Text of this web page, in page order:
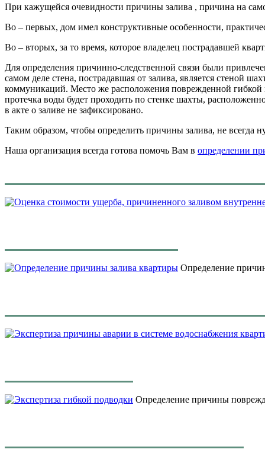
При кажущейся очевидности причины залива , причина на
Во – первых, дом имел конструктивные особенности,
Во – вторых, за то время, которое владелец пострадавшей
Для определения причинно-следственной связи были
самом деле стена, пострадавшая от залива, является
коммуникаций. Место же расположения поврежденной гибкой
протечка воды будет проходить по стенке шахты,
в акте о заливе не зафиксировано.
Таким образом, чтобы определить причины залива, не
Наша организация всегда готова помочь Вам в определении
Определение
Определение причины